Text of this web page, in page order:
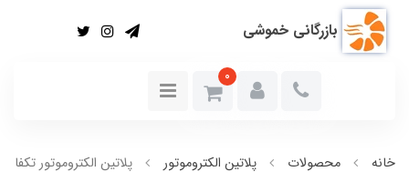
بازرگانی خموشی
0
خانه محصولات پلاتین الکتروموتور پلاتین الکتروموتور تکفاز